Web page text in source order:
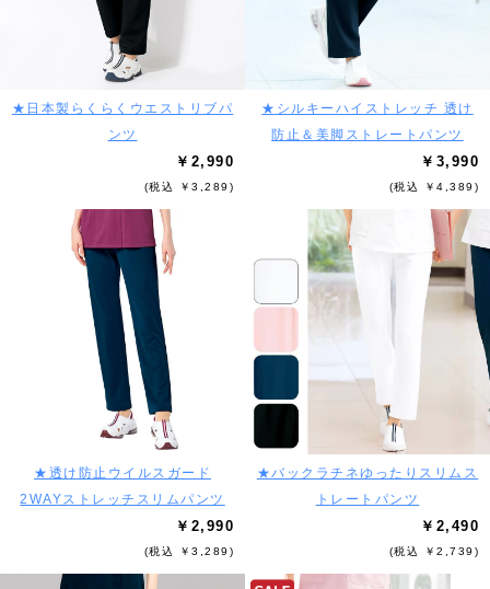
★日本製らくらくウエストリブパ
ンツ
￥2,990
(税込 ￥3,289)
★シルキーハイストレッチ 透け
防止＆美脚ストレートパンツ
￥3,990
(税込 ￥4,389)
★透け防止ウイルスガード
2WAYストレッチスリムパンツ
￥2,990
(税込 ￥3,289)
★バックラチネゆったりスリムス
トレートパンツ
￥2,490
(税込 ￥2,739)